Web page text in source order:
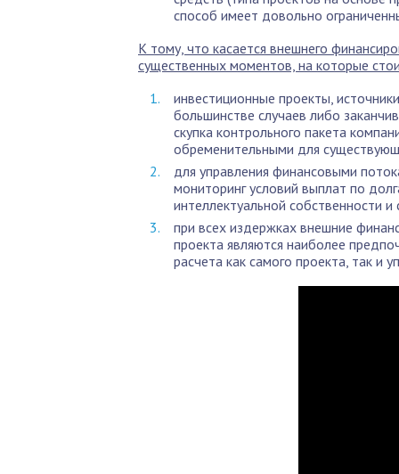
способ имеет довольно
К тому, что касается внешнего
существенных моментов, на которые
инвестиционные проекты,
большинстве случаев либо
скупка контрольного пакета
обременительными для
для управления финансовыми
мониторинг условий выплат по
интеллектуальной собственности
при всех издержках внешние
проекта являются наиболее
расчета как самого проекта, так и